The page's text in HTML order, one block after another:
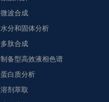
微波合成
水分和固体分析
多肽合成
制备型高效液相色谱
蛋白质分析
溶剂萃取